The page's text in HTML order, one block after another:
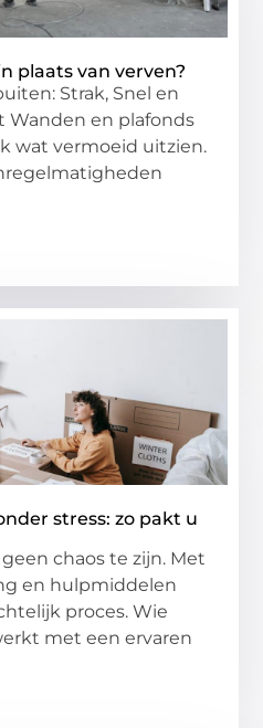
plaats van verven?
Strak, Snel en
Wanden en plafonds
wat vermoeid uitzien.
stress: zo pakt u
chaos te zijn. Met
en hulpmiddelen
proces. Wie
met een ervaren